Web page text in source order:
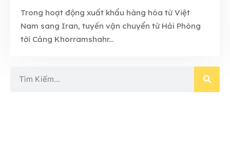
Trong hoạt động xuất khẩu hàng hóa từ Việt
Nam sang Iran, tuyến vận chuyển từ Hải Phòng
tới Cảng Khorramshahr...